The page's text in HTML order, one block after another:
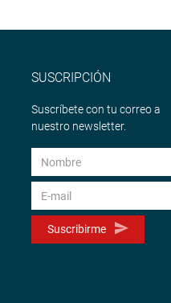
SUSCRIPCIÓN
Suscríbete con tu correo a
nuestro newsletter.
Suscribirme